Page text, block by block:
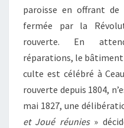
paroisse en offrant de
fermée par la
rouverte. En
réparations, le bâtiment
culte est célébré à
rouverte depuis 1804,
mai 1827, une
et Joué réunies »